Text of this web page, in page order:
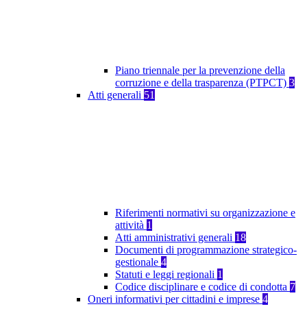
Piano triennale per la prevenzione della
corruzione e della trasparenza (PTPCT) 3
Atti generali 51
Riferimenti normativi su organizzazione e
attività 1
Atti amministrativi generali 18
Documenti di programmazione strategico-
gestionale 4
Statuti e leggi regionali 1
Codice disciplinare e codice di condotta 7
Oneri informativi per cittadini e imprese 4